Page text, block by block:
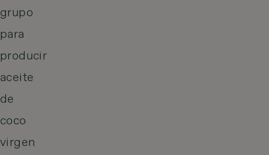
grupo
para
producir
aceite
de
coco
virgen